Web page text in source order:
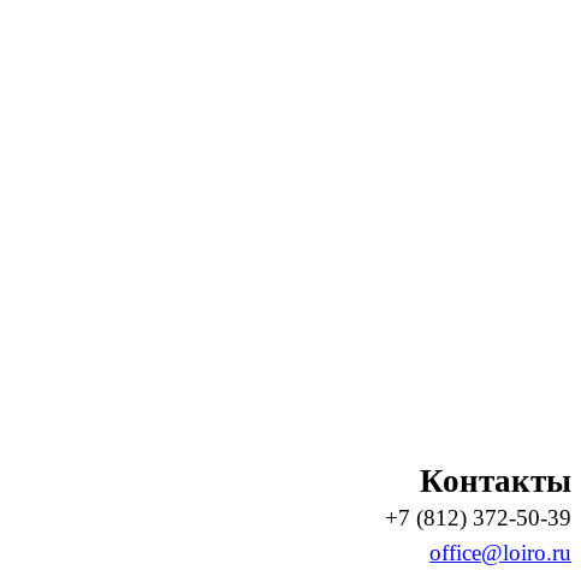
Контакты
+7 (812) 372-50-39
office@loiro.ru